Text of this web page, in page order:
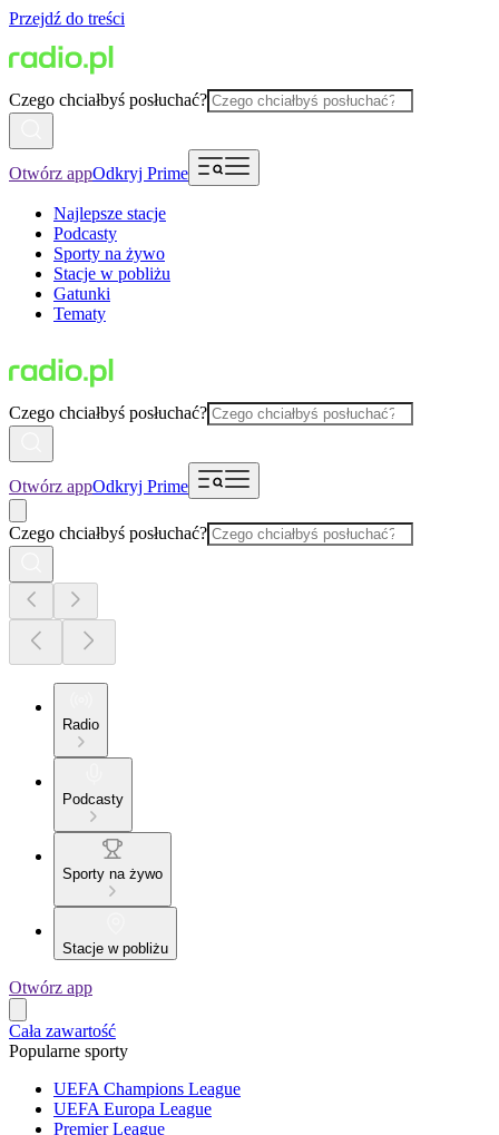
Przejdź do treści
Czego chciałbyś posłuchać?
Otwórz appOdkryj Prime
Najlepsze stacje
Podcasty
Sporty na żywo
Stacje w pobliżu
Gatunki
Tematy
Czego chciałbyś posłuchać?
Otwórz appOdkryj Prime
Czego chciałbyś posłuchać?
Radio
Podcasty
Sporty na żywo
Stacje w pobliżu
Otwórz app
Cała zawartość
Popularne sporty
UEFA Champions League
UEFA Europa League
Premier League